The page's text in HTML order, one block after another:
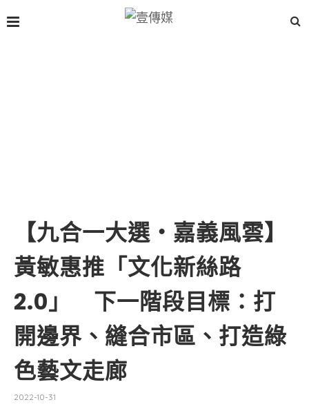
【九合一大選・嘉義風雲】
黃敏惠推「文化新絲路
2.0」 下一階段目標：打
開邊界、縫合市區、打造綠
色藝文走廊
2022-10-31